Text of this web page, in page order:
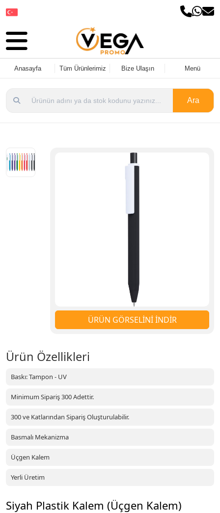
Anasayfa Tüm Ürünlerimiz Bize Ulaşın Menü
Ara
ÜRÜN GÖRSELİNİ İNDİR
Ürün Özellikleri
Baskı: Tampon - UV
Minimum Sipariş 300 Adettir.
300 ve Katlarından Sipariş Oluşturulabilir.
Basmalı Mekanizma
Üçgen Kalem
Yerli Üretim
Siyah Plastik Kalem (Üçgen Kalem)